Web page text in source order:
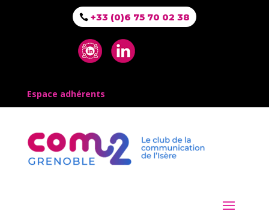
+33 (0)6 75 70 02 38
Espace adhérents